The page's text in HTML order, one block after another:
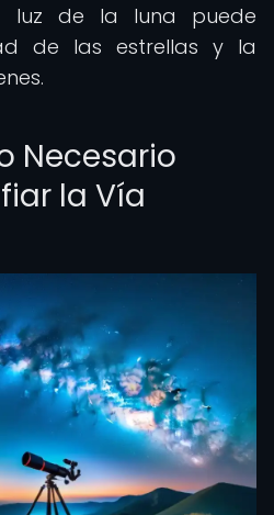
luz de la luna puede
de las estrellas y la
Necesario
la Vía